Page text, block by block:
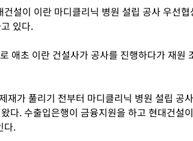
설이 이란 마디클리닉 병원 설립 공사 우선협
있다.
애초 이란 건설사가 공사를 진행하다가 재원
재가 풀리기 전부터 마디클리닉 병원 설립 공
다. 수출입은행이 금융지원을 하고 현대건설
다.